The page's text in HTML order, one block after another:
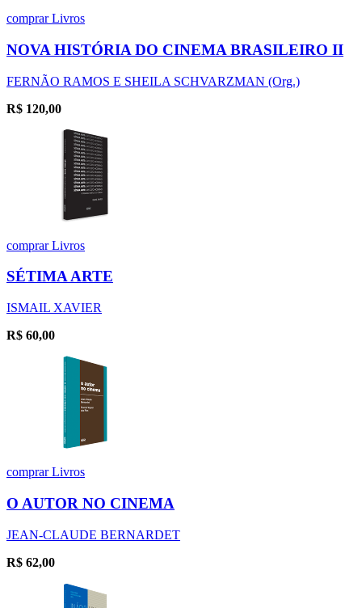
comprarLivros
NOVA HISTÓRIA DO CINEMA BRASILEIRO II
FERNÃO RAMOS E SHEILA SCHVARZMAN (Org.)
R$ 120,00
comprarLivros
SÉTIMA ARTE
ISMAIL XAVIER
R$ 60,00
comprarLivros
O AUTOR NO CINEMA
JEAN-CLAUDE BERNARDET
R$ 62,00